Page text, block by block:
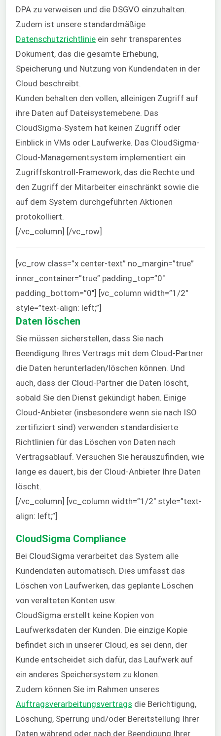
DPA zu verweisen und die DSGVO einzuhalten.
Zudem ist unsere standardmäßige
Datenschutzrichtlinie ein sehr transparentes
Dokument, das die gesamte Erhebung,
Speicherung und Nutzung von Kundendaten in der
Cloud beschreibt.
Kunden behalten den vollen, alleinigen Zugriff auf
ihre Daten auf Dateisystemebene. Das
CloudSigma-System hat keinen Zugriff oder
Einblick in VMs oder Laufwerke. Das CloudSigma-
Cloud-Managementsystem implementiert ein
Zugriffskontroll-Framework, das die Rechte und
den Zugriff der Mitarbeiter einschränkt sowie die
auf dem System durchgeführten Aktionen
protokolliert.
[/vc_column] [/vc_row]
[vc_row class=”x center-text” no_margin=”true”
inner_container=”true” padding_top=”0″
padding_bottom=”0″] [vc_column width=”1/2″
style=”text-align: left;”]
Daten löschen
Sie müssen sicherstellen, dass Sie nach
Beendigung Ihres Vertrags mit dem Cloud-Partner
die Daten herunterladen/löschen können. Und
auch, dass der Cloud-Partner die Daten löscht,
sobald Sie den Dienst gekündigt haben. Einige
Cloud-Anbieter (insbesondere wenn sie nach ISO
zertifiziert sind) verwenden standardisierte
Richtlinien für das Löschen von Daten nach
Vertragsablauf. Versuchen Sie herauszufinden, wie
lange es dauert, bis der Cloud-Anbieter Ihre Daten
löscht.
[/vc_column] [vc_column width=”1/2″ style=”text-
align: left;”]
CloudSigma Compliance
Bei CloudSigma verarbeitet das System alle
Kundendaten automatisch. Dies umfasst das
Löschen von Laufwerken, das geplante Löschen
von veralteten Konten usw.
CloudSigma erstellt keine Kopien von
Laufwerksdaten der Kunden. Die einzige Kopie
befindet sich in unserer Cloud, es sei denn, der
Kunde entscheidet sich dafür, das Laufwerk auf
ein anderes Speichersystem zu klonen.
Zudem können Sie im Rahmen unseres
Auftragsverarbeitungsvertrags die Berichtigung,
Löschung, Sperrung und/oder Bereitstellung Ihrer
Daten während oder nach der Beendigung Ihrer